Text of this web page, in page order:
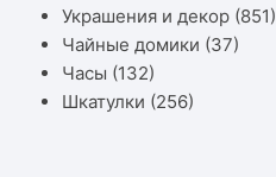
Украшения и декор (851)
Чайные домики (37)
Часы (132)
Шкатулки (256)